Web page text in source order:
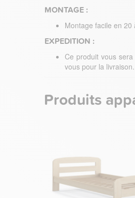
MONTAGE :
Montage facile en 20
EXPEDITION :
Ce produit vous
vous pour la livraison.
Produits